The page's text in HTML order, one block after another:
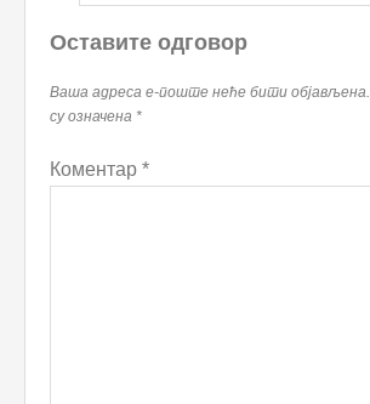
Оставите одговор
Ваша адреса е-поште неће бити објављена.
су означена *
Коментар *